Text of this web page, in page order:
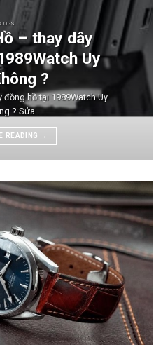
– thay dây
Uy
?
hồ tại 1989Watch Uy
? Sửa ...
READING →